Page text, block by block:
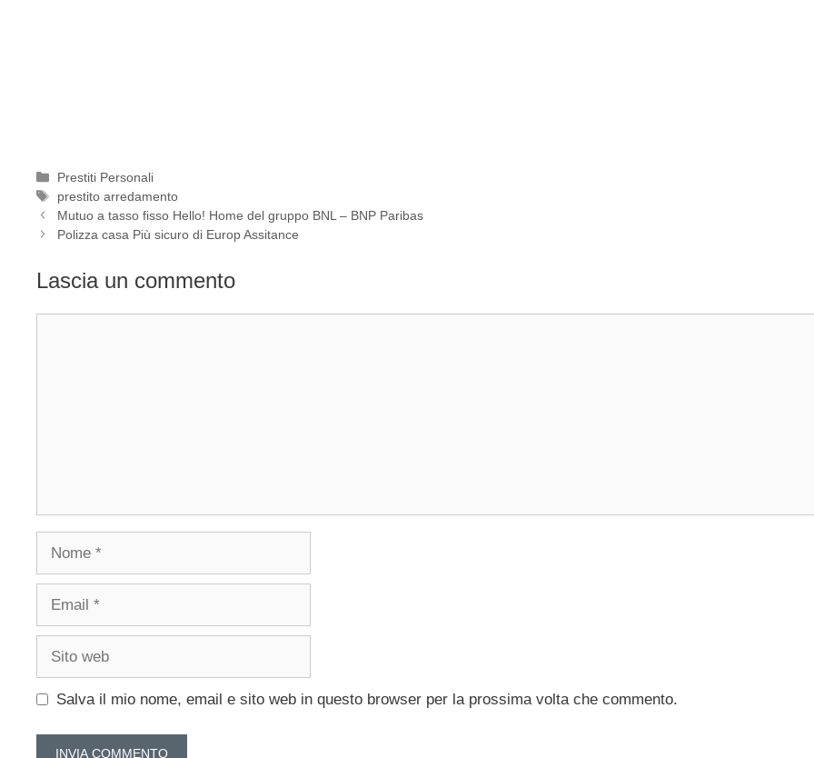
Categorie
Prestiti Personali
Tag
prestito arredamento
Mutuo a tasso fisso Hello! Home del gruppo BNL – BNP Paribas
Polizza casa Più sicuro di Europ Assitance
Lascia un commento
Salva il mio nome, email e sito web in questo browser per la prossima volta che commento.